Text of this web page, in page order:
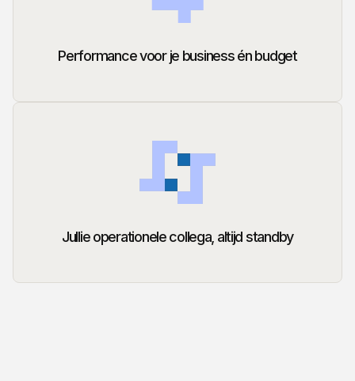
Performance voor je business én budget
Jullie operationele collega, altijd standby